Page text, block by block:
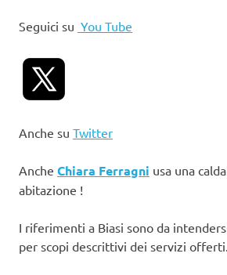
Seguici su You Tube
Anche su Twitter
Anche Chiara Ferragni usa una
abitazione !
I riferimenti a Biasi sono da
per scopi descrittivi dei servizi offerti.